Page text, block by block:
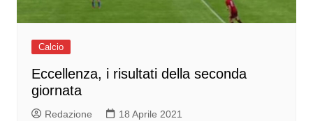
Calcio
Eccellenza, i risultati della seconda
giornata
Redazione 18 Aprile 2021